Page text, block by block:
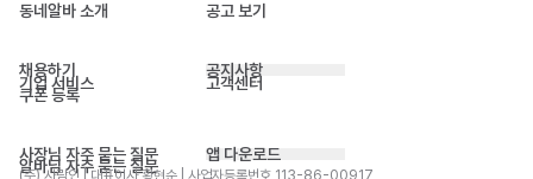
동네알바 소개 공고 보기
채용하기
기업 서비스
쿠폰 등록
공지사항
고객센터
사장님 자주 묻는 질문
알바님 자주 묻는 질문
앱 다운로드
(주) 사람인 | 대표이사 황현순 | 사업자등록번호 113-86-00917